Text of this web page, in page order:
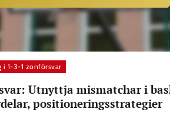
1-3-1 zonförsvar
Utnyttja mismatchar i
positioneringsstrategier